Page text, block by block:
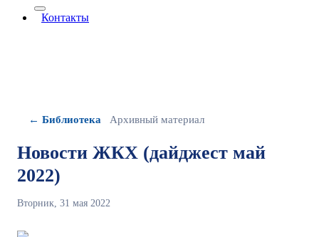
More about: сведения об организации
Контакты
← Библиотека Архивный материал
Новости ЖКХ (дайджест май
2022)
Вторник, 31 мая 2022